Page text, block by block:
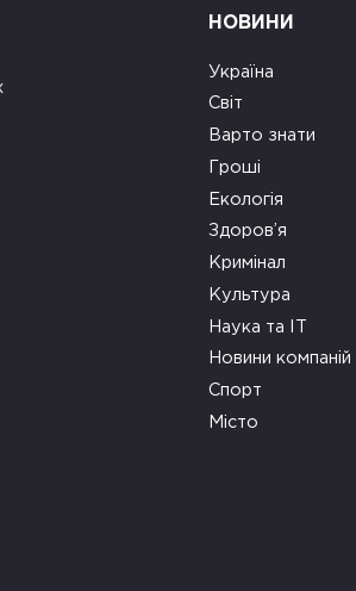
НОВИНИ
Україна
Світ
Варто знати
Гроші
Екологія
Здоров’я
Кримінал
Культура
Наука та ІТ
Новини компаній
Спорт
Місто